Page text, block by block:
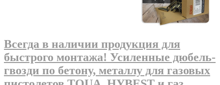
Всегда в наличии продукция для
быстрого монтажа! Усиленные дюбель-
гвозди по бетону, металлу для газовых